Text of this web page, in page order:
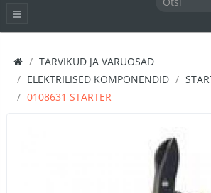
TARVIKUD JA VARUOSAD
ELEKTRILISED KOMPONENDID
0108631 STARTER